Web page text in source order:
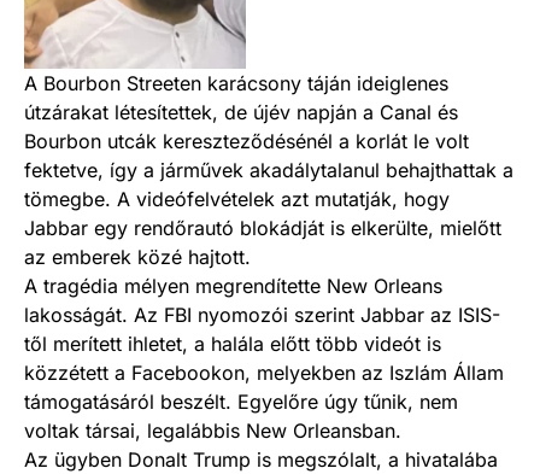
A Bourbon Streeten karácsony táján ideiglenes
útzárakat létesítettek, de újév napján a Canal és
Bourbon utcák kereszteződésénél a korlát le volt
fektetve, így a járművek akadálytalanul behajthattak a
tömegbe. A videófelvételek azt mutatják, hogy
Jabbar egy rendőrautó blokádját is elkerülte, mielőtt
az emberek közé hajtott.
A tragédia mélyen megrendítette New Orleans
lakosságát. Az FBI nyomozói szerint Jabbar az ISIS-
től merített ihletet, a halála előtt több videót is
közzétett a Facebookon, melyekben az Iszlám Állam
támogatásáról beszélt. Egyelőre úgy tűnik, nem
voltak társai, legalábbis New Orleansban.
Az ügyben Donalt Trump is megszólalt, a hivatalába